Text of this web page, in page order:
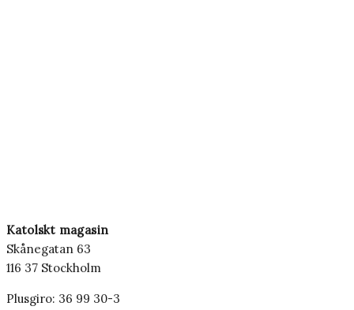
Katolskt magasin
Skånegatan 63
116 37 Stockholm
Plusgiro: 36 99 30-3